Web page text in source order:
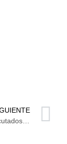
Noche de ejecutados en Villahermosa